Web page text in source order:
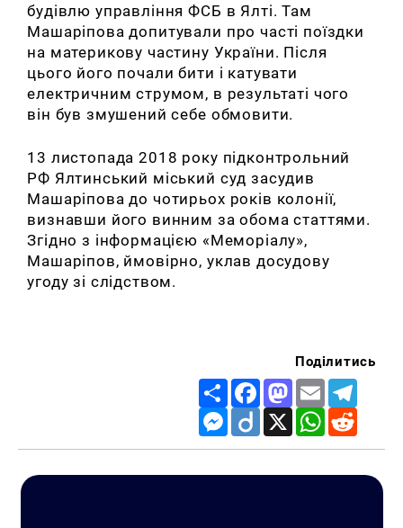
будівлю управління ФСБ в Ялті. Там
Машаріпова допитували про часті поїздки
на материкову частину України. Після
цього його почали бити і катувати
електричним струмом, в результаті чого
він був змушений себе обмовити.
13 листопада 2018 року підконтрольний
РФ Ялтинський міський суд засудив
Машаріпова до чотирьох років колонії,
визнавши його винним за обома статтями.
Згідно з інформацією «Меморіалу»,
Машаріпов, ймовірно, уклав досудову
угоду зі слідством.
Поділитись
Share FacebookMastodon
Email
Messenger
Diigo X WhatsApp